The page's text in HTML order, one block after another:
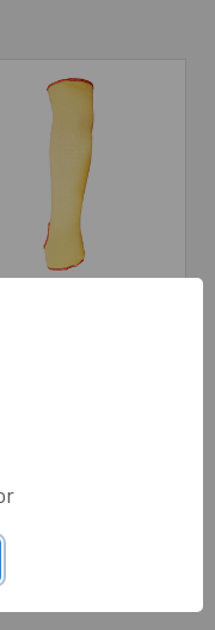
Resistente al Corte
18" Amarillo MCR